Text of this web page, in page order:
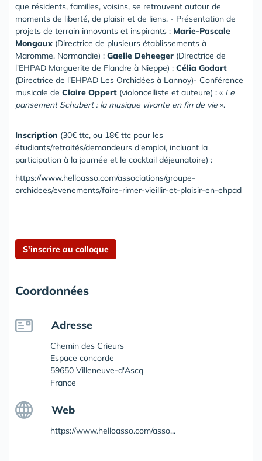
que résidents, familles, voisins, se retrouvent autour de
moments de liberté, de plaisir et de liens. - Présentation de
projets de terrain innovants et inspirants : Marie-Pascale
Mongaux (Directrice de plusieurs établissements à
Maromme, Normandie) ; Gaelle Deheeger (Directrice de
l'EHPAD Marguerite de Flandre à Nieppe) ; Célia Godart
(Directrice de l'EHPAD Les Orchidées à Lannoy)- Conférence
musicale de Claire Oppert (violoncelliste et auteure) : « Le
pansement Schubert : la musique vivante en fin de vie ».
Inscription (30€ ttc, ou 18€ ttc pour les
étudiants/retraités/demandeurs d'emploi, incluant la
participation à la journée et le cocktail déjeunatoire) :
https://www.helloasso.com/associations/groupe-
orchidees/evenements/faire-rimer-vieillir-et-plaisir-en-ehpad
S'inscrire au colloque
Coordonnées
Adresse
Chemin des Crieurs
Espace concorde
59650 Villeneuve-d'Ascq
France
Web
https://www.helloasso.com/asso...